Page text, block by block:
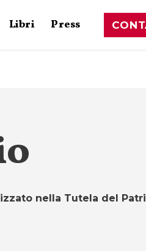
Libri Press
nella Tutela del